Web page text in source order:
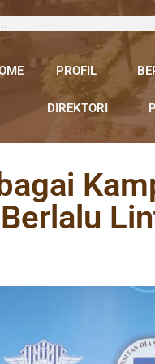
PROFIL
DIREKTORI
Berlalu